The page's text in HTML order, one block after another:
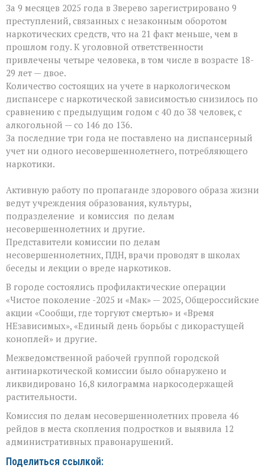
комиссии
За 9 месяцев 2025 года в Зверево зарегистрировано 9
преступлений, связанных с незаконным оборотом
наркотических средств, что на 21 факт меньше, чем в
прошлом году. К уголовной ответственности
привлечены четыре человека, в том числе в возрасте 18-
29 лет — двое.
Количество состоящих на учете в наркологическом
диспансере с наркотической зависимостью снизилось по
сравнению с предыдущим годом с 40 до 38 человек, с
алкогольной — со 146 до 136.
За последние три года не поставлено на диспансерный
учет ни одного несовершеннолетнего, потребляющего
наркотики.
Активную работу по пропаганде здорового образа жизни
ведут учреждения образования, культуры,
подразделение и комиссия по делам
несовершеннолетних и другие.
Представители комиссии по делам
несовершеннолетних, ПДН, врачи проводят в школах
беседы и лекции о вреде наркотиков.
В городе состоялись профилактические операции
«Чистое поколение -2025 и «Мак» — 2025, Общероссийские
акции «Сообщи, где торгуют смертью» и «Время
НЕзависимых», «Единый день борьбы с дикорастущей
коноплей» и другие.
Межведомственной рабочей группой городской
антинаркотической комиссии было обнаружено и
ликвидировано 16,8 килограмма наркосодержащей
растительности.
Комиссия по делам несовершеннолетних провела 46
рейдов в места скопления подростков и выявила 12
административных правонарушений.
Поделиться ссылкой: